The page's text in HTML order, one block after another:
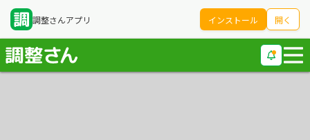
調整さんアプリ インストール 開く